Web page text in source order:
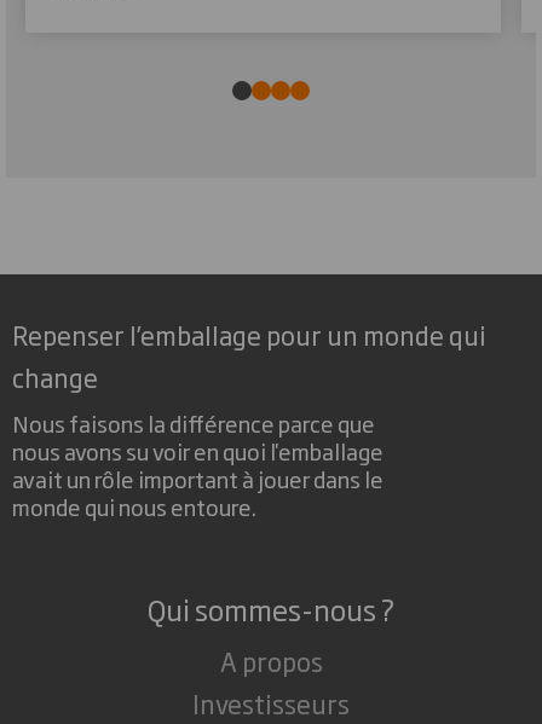
Repenser l’emballage pour un monde qui
change
Nous faisons la différence parce que
nous avons su voir en quoi l'emballage
avait un rôle important à jouer dans le
monde qui nous entoure.
Qui sommes-nous ?
A propos
Investisseurs